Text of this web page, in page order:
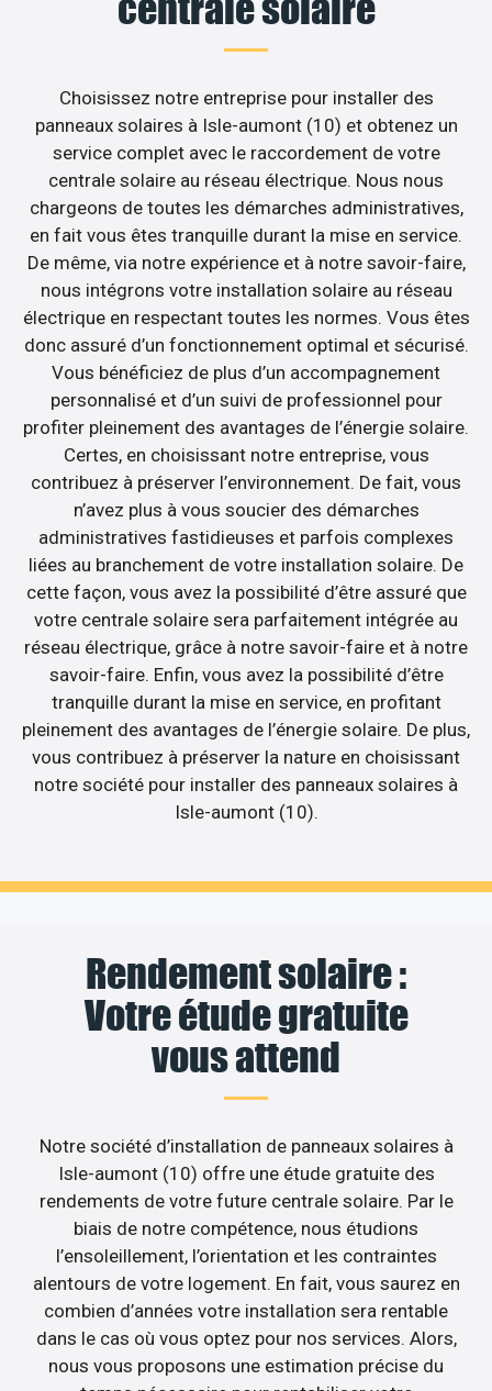
Choisissez notre entreprise pour installer des
panneaux solaires à Isle-aumont (10) et obtenez un
service complet avec le raccordement de votre
centrale solaire au réseau électrique. Nous nous
chargeons de toutes les démarches administratives,
en fait vous êtes tranquille durant la mise en service.
De même, via notre expérience et à notre savoir-faire,
nous intégrons votre installation solaire au réseau
électrique en respectant toutes les normes. Vous êtes
donc assuré d’un fonctionnement optimal et sécurisé.
Vous bénéficiez de plus d’un accompagnement
personnalisé et d’un suivi de professionnel pour
profiter pleinement des avantages de l’énergie solaire.
Certes, en choisissant notre entreprise, vous
contribuez à préserver l’environnement. De fait, vous
n’avez plus à vous soucier des démarches
administratives fastidieuses et parfois complexes
liées au branchement de votre installation solaire. De
cette façon, vous avez la possibilité d’être assuré que
votre centrale solaire sera parfaitement intégrée au
réseau électrique, grâce à notre savoir-faire et à notre
savoir-faire. Enfin, vous avez la possibilité d’être
tranquille durant la mise en service, en profitant
pleinement des avantages de l’énergie solaire. De plus,
vous contribuez à préserver la nature en choisissant
notre société pour installer des panneaux solaires à
Isle-aumont (10).
Rendement solaire :
Votre étude gratuite
vous attend
Notre société d’installation de panneaux solaires à
Isle-aumont (10) offre une étude gratuite des
rendements de votre future centrale solaire. Par le
biais de notre compétence, nous étudions
l’ensoleillement, l’orientation et les contraintes
alentours de votre logement. En fait, vous saurez en
combien d’années votre installation sera rentable
dans le cas où vous optez pour nos services. Alors,
nous vous proposons une estimation précise du